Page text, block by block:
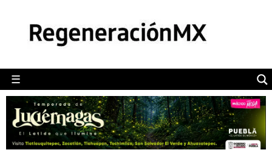
☰
POLÍTICA
CAMALEÓN
OPINIÓN
DEPORTES